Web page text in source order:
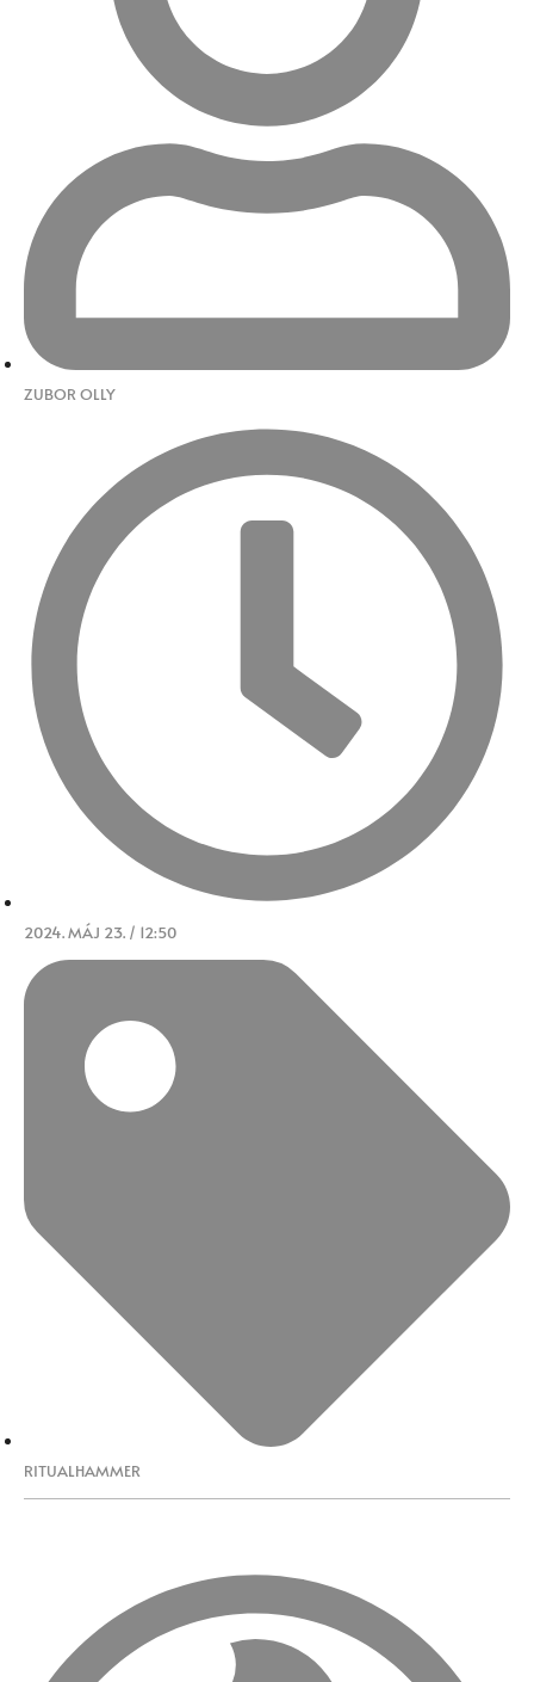
ZUBOR OLLY
2024. MÁJ 23. / 12:50
RITUALHAMMER